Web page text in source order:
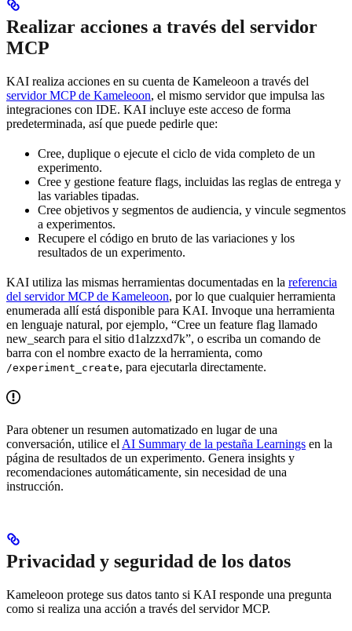
Realizar acciones a través del servidor
MCP
KAI realiza acciones en su cuenta de Kameleoon a través del
servidor MCP de Kameleoon, el mismo servidor que impulsa las
integraciones con IDE. KAI incluye este acceso de forma
predeterminada, así que puede pedirle que:
Cree, duplique o ejecute el ciclo de vida completo de un
experimento.
Cree y gestione feature flags, incluidas las reglas de entrega y
las variables tipadas.
Cree objetivos y segmentos de audiencia, y vincule segmentos
a experimentos.
Recupere el código en bruto de las variaciones y los
resultados de un experimento.
KAI utiliza las mismas herramientas documentadas en la referencia
del servidor MCP de Kameleoon, por lo que cualquier herramienta
enumerada allí está disponible para KAI. Invoque una herramienta
en lenguaje natural, por ejemplo, “Cree un feature flag llamado
new_search para el sitio d1alzzxd7k”, o escriba un comando de
barra con el nombre exacto de la herramienta, como
/experiment_create, para ejecutarla directamente.
Para obtener un resumen automatizado en lugar de una
conversación, utilice el AI Summary de la pestaña Learnings en la
página de resultados de un experimento. Genera insights y
recomendaciones automáticamente, sin necesidad de una
instrucción.
Privacidad y seguridad de los datos
Kameleoon protege sus datos tanto si KAI responde una pregunta
como si realiza una acción a través del servidor MCP.